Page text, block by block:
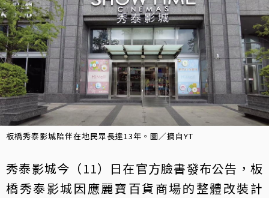
板橋秀泰影城陪伴在地民眾長達13年。圖／摘自YT
秀泰影城今（11）日在官方臉書發布公告，板
橋秀泰影城因應麗寶百貨商場的整體改裝計